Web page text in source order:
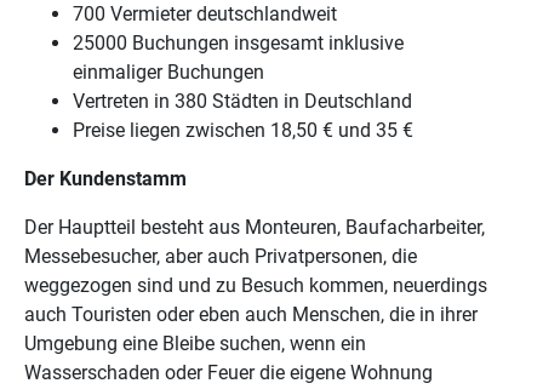
700 Vermieter deutschlandweit
25000 Buchungen insgesamt inklusive
einmaliger Buchungen
Vertreten in 380 Städten in Deutschland
Preise liegen zwischen 18,50 € und 35 €
Der Kundenstamm
Der Hauptteil besteht aus Monteuren, Baufacharbeiter,
Messebesucher, aber auch Privatpersonen, die
weggezogen sind und zu Besuch kommen, neuerdings
auch Touristen oder eben auch Menschen, die in ihrer
Umgebung eine Bleibe suchen, wenn ein
Wasserschaden oder Feuer die eigene Wohnung